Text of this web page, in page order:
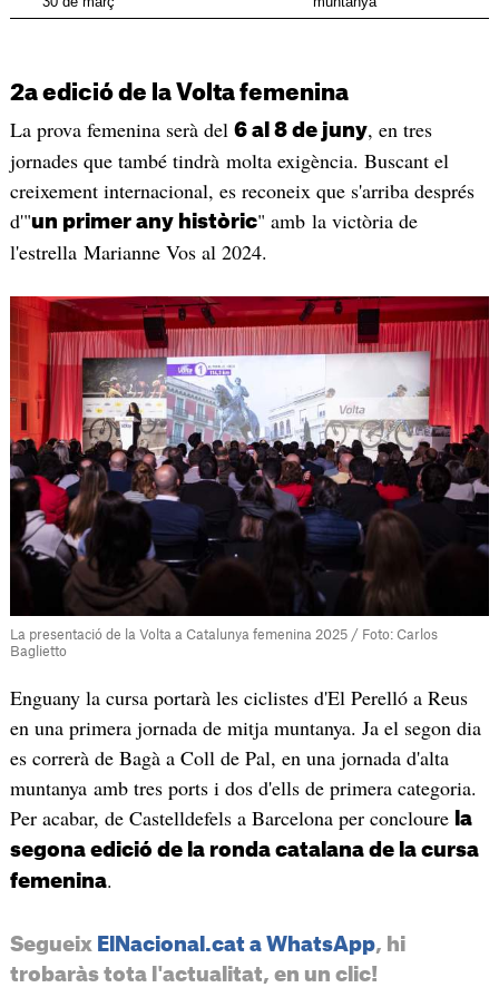
2a edició de la Volta femenina
La prova femenina serà del 6 al 8 de juny, en tres
jornades que també tindrà molta exigència. Buscant el
creixement internacional, es reconeix que s'arriba després
d'"un primer any històric" amb la victòria de
l'estrella Marianne Vos al 2024.
La presentació de la Volta a Catalunya femenina 2025 / Foto: Carlos
Baglietto
Enguany la cursa portarà les ciclistes d'El Perelló a Reus
en una primera jornada de mitja muntanya. Ja el segon dia
es correrà de Bagà a Coll de Pal, en una jornada d'alta
muntanya amb tres ports i dos d'ells de primera categoria.
Per acabar, de Castelldefels a Barcelona per concloure la
segona edició de la ronda catalana de la cursa
femenina.
Segueix ElNacional.cat a WhatsApp, hi
trobaràs tota l'actualitat, en un clic!